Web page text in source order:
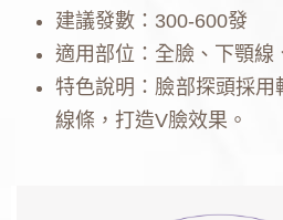
建議發數：300-600發
適用部位：全臉、下顎線
特色說明：臉部探頭採
線條，打造V臉效果。